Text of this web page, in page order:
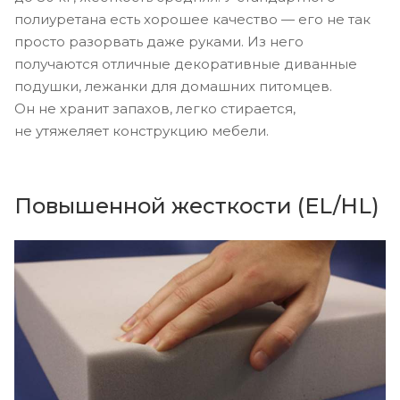
полиуретана есть хорошее качество — его не так
просто разорвать даже руками. Из него
получаются отличные декоративные диванные
подушки, лежанки для домашних питомцев.
Он не хранит запахов, легко стирается,
не утяжеляет конструкцию мебели.
Повышенной жесткости (EL/HL)